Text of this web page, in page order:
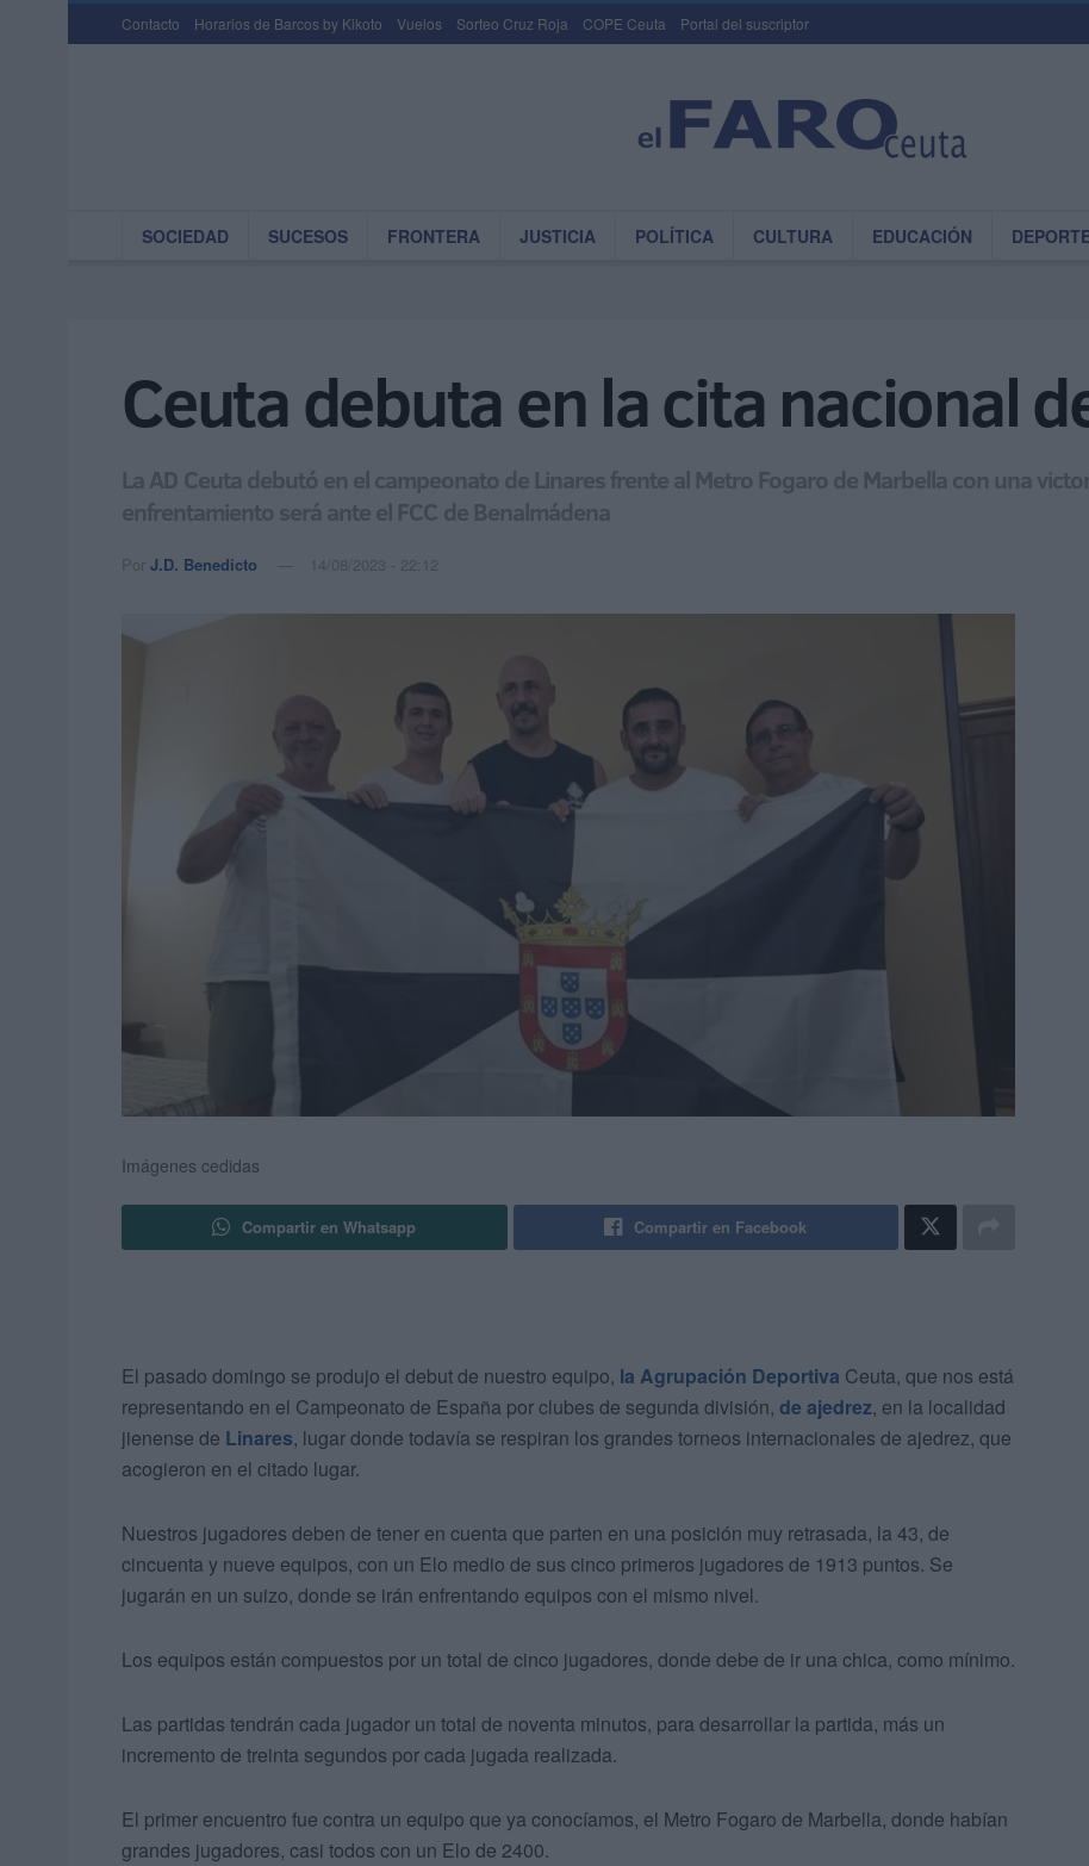
Contacto Horarios de Barcos by Kikoto Vuelos Sorteo Cruz Roja COPE Ceuta Portal del suscriptor
SOCIEDAD SUCESOS FRONTERA JUSTICIA POLÍTICA CULTURA EDUCACIÓN
Ceuta debuta en la cita nacional
La AD Ceuta debutó en el campeonato de Linares frente al Metro Fogaro de Marbella con una
enfrentamiento será ante el FCC de Benalmádena
Por J.D. Benedicto 14/08/2023 - 22:12
Imágenes cedidas
Compartir en Whatsapp Compartir en Facebook
El pasado domingo se produjo el debut de nuestro equipo, la Agrupación Deportiva Ceuta, que nos está
representando en el Campeonato de España por clubes de segunda división, de ajedrez, en la localidad
jienense de Linares, lugar donde todavía se respiran los grandes torneos internacionales de ajedrez, que
acogieron en el citado lugar.
Nuestros jugadores deben de tener en cuenta que parten en una posición muy retrasada, la 43, de
cincuenta y nueve equipos, con un Elo medio de sus cinco primeros jugadores de 1913 puntos. Se
jugarán en un suizo, donde se irán enfrentando equipos con el mismo nivel.
Los equipos están compuestos por un total de cinco jugadores, donde debe de ir una chica, como mínimo.
Las partidas tendrán cada jugador un total de noventa minutos, para desarrollar la partida, más un
incremento de treinta segundos por cada jugada realizada.
El primer encuentro fue contra un equipo que ya conocíamos, el Metro Fogaro de Marbella, donde habían
grandes jugadores, casi todos con un Elo de 2400.